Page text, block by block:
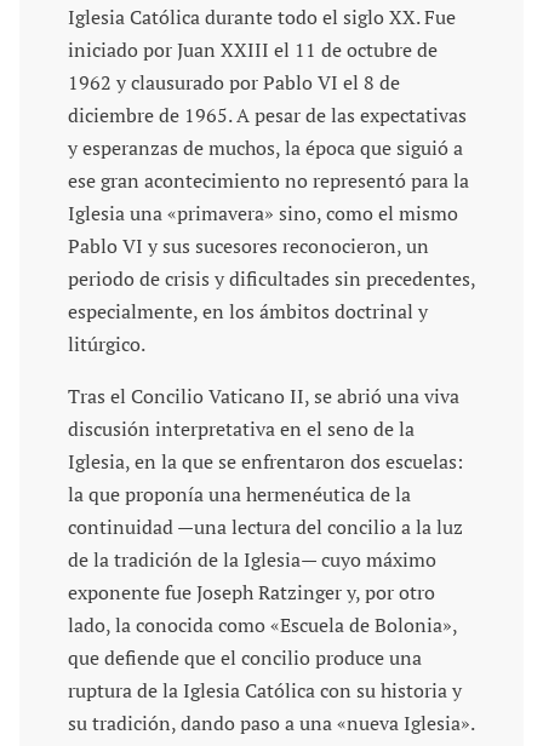
Iglesia Católica durante todo el siglo XX. Fue
iniciado por Juan XXIII el 11 de octubre de
1962 y clausurado por Pablo VI el 8 de
diciembre de 1965. A pesar de las expectativas
y esperanzas de muchos, la época que siguió a
ese gran acontecimiento no representó para la
Iglesia una «primavera» sino, como el mismo
Pablo VI y sus sucesores reconocieron, un
periodo de crisis y dificultades sin precedentes,
especialmente, en los ámbitos doctrinal y
litúrgico.
Tras el Concilio Vaticano II, se abrió una viva
discusión interpretativa en el seno de la
Iglesia, en la que se enfrentaron dos escuelas:
la que proponía una hermenéutica de la
continuidad —una lectura del concilio a la luz
de la tradición de la Iglesia— cuyo máximo
exponente fue Joseph Ratzinger y, por otro
lado, la conocida como «Escuela de Bolonia»,
que defiende que el concilio produce una
ruptura de la Iglesia Católica con su historia y
su tradición, dando paso a una «nueva Iglesia».